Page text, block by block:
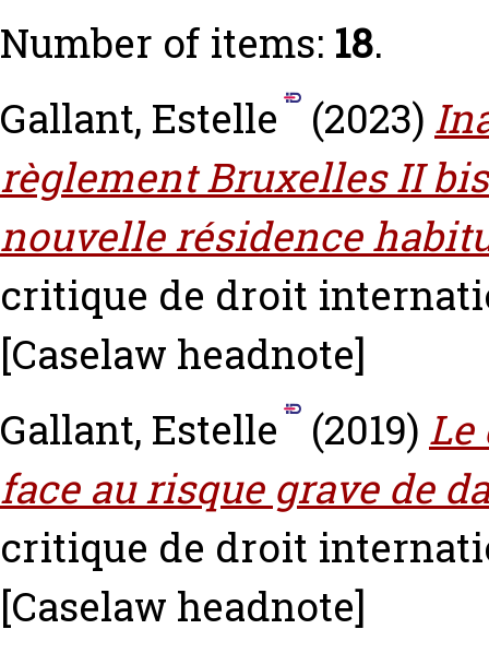
Number of items: 18.
Gallant, Estelle
(2023)
règlement Bruxelles II
nouvelle résidence
critique de droit
[Caselaw headnote]
Gallant, Estelle
(2019)
face au risque grave de
critique de droit
[Caselaw headnote]